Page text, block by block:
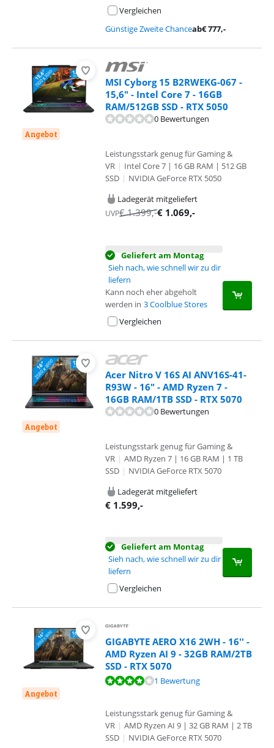
Vergleichen
Günstige Zweite Chanceab€777,-
Angebot
MSI Cyborg 15 B2RWEKG-067 -
15,6" - Intel Core 7 - 16GB
RAM/512GB SSD - RTX 5050
0 Bewertungen
Leistungsstark genug für Gaming &
VR | Intel Core 7 | 16 GB RAM | 512 GB
SSD | NVIDIA GeForce RTX 5050
Ladegerät mitgeliefert
UVP€1.399,-€ 1.069,-
Geliefert am Montag
Sieh nach, wie schnell wir zu dir
liefern
Kann noch eher abgeholt
werden in 3 Coolblue Stores
Vergleichen
Angebot
Acer Nitro V 16S AI ANV16S-41-
R93W - 16" - AMD Ryzen 7 -
16GB RAM/1TB SSD - RTX 5070
0 Bewertungen
Leistungsstark genug für Gaming &
VR | AMD Ryzen 7 | 16 GB RAM | 1 TB
SSD | NVIDIA GeForce RTX 5070
Ladegerät mitgeliefert
€ 1.599,-
Geliefert am Montag
Sieh nach, wie schnell wir zu dir
liefern
Vergleichen
Angebot
GIGABYTE AERO X16 2WH - 16'' -
AMD Ryzen AI 9 - 32GB RAM/2TB
SSD - RTX 5070
Bewertet mit 8,4 von 10, basierend auf 1 Bewertung.
1 Bewertung
Leistungsstark genug für Gaming &
VR | AMD Ryzen AI 9 | 32 GB RAM | 2 TB
SSD | NVIDIA GeForce RTX 5070